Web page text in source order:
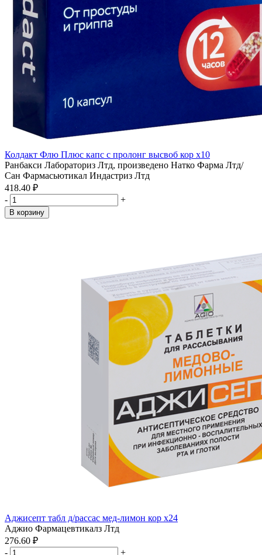
Колдакт Флю Плюс капс с пролонг высвоб кор x10
Ранбакси Лабораториз Лтд, произведено Натко Фарма Лтд/
Сан Фармасьютикал Индастриз Лтд
418.40 ₽
-
+
В корзину
Аджисепт табл д/рассас мед-лимон кор x24
Аджио Фармацевтикалз Лтд
276.60 ₽
-
+